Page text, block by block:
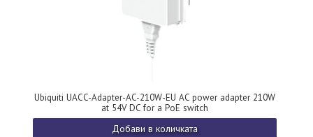
Ubiquiti UACC-Adapter-AC-210W-EU AC power adapter 210W
at 54V DC for a PoE switch
Добави в количката